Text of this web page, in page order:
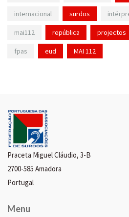
internacional surdos
mai112 república projectos
fpas eud MAI 112
Praceta Miguel Cláudio, 3-B
2700-585 Amadora
Portugal
Menu